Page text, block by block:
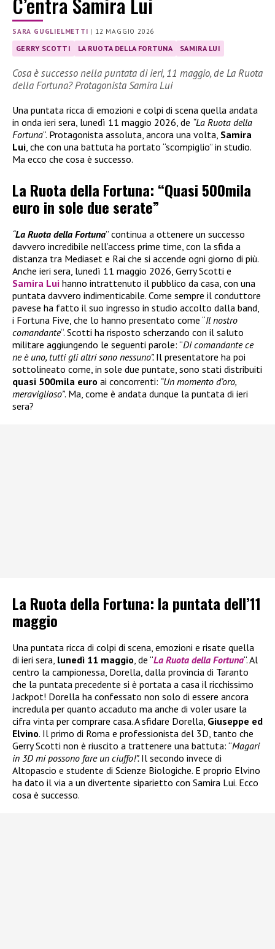
SARA GUGLIELMETTI | 12 MAGGIO 2026
GERRY SCOTTI LA RUOTA DELLA FORTUNA SAMIRA LUI
Cosa è successo nella puntata di ieri, 11 maggio, de La Ruota
della Fortuna? Protagonista Samira Lui
Una puntata ricca di emozioni e colpi di scena quella andata
in onda ieri sera, lunedì 11 maggio 2026, de “La Ruota della
Fortuna“. Protagonista assoluta, ancora una volta, Samira
Lui , che con una battuta ha portato “scompiglio” in studio.
Ma ecco che cosa è successo.
La Ruota della Fortuna: “Quasi 500mila
euro in sole due serate”
“La Ruota della Fortuna” continua a ottenere un successo
davvero incredibile nell’access prime time, con la sfida a
distanza tra Mediaset e Rai che si accende ogni giorno di più.
Anche ieri sera, lunedì 11 maggio 2026, Gerry Scotti e
Samira Lui hanno intrattenuto il pubblico da casa, con una
puntata davvero indimenticabile. Come sempre il conduttore
pavese ha fatto il suo ingresso in studio accolto dalla band,
i Fortuna Five, che lo hanno presentato come “Il nostro
comandante“. Scotti ha risposto scherzando con il saluto
militare aggiungendo le seguenti parole: “Di comandante ce
ne è uno, tutti gli altri sono nessuno”. Il presentatore ha poi
sottolineato come, in sole due puntate, sono stati distribuiti
quasi 500mila euro ai concorrenti: “Un momento d’oro,
meraviglioso”. Ma, come è andata dunque la puntata di ieri
sera?
La Ruota della Fortuna: la puntata dell’11
maggio
Una puntata ricca di colpi di scena, emozioni e risate quella
di ieri sera, lunedì 11 maggio , de “La Ruota della Fortuna“. Al
centro la campionessa, Dorella, dalla provincia di Taranto
che la puntata precedente si è portata a casa il ricchissimo
Jackpot! Dorella ha confessato non solo di essere ancora
incredula per quanto accaduto ma anche di voler usare la
cifra vinta per comprare casa. A sfidare Dorella, Giuseppe ed
Elvino. Il primo di Roma e professionista del 3D, tanto che
Gerry Scotti non è riuscito a trattenere una battuta: “Magari
in 3D mi possono fare un ciuffo!”. Il secondo invece di
Altopascio e studente di Scienze Biologiche. E proprio Elvino
ha dato il via a un divertente siparietto con Samira Lui. Ecco
cosa è successo.